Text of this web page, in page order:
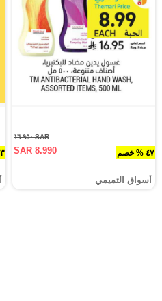
٤٧ % خصم
SAR ١٦.٩٥٠
SAR 8.990
أسواق التميمي